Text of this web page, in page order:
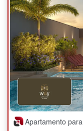
Apartamento para